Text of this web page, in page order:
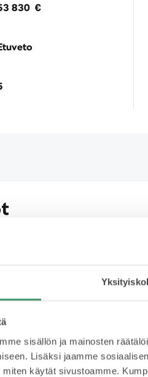
sisällön ja mainosten
Lisäksi jaamme
käytät sivustoamme.
830 €
Rahoitus
765 € /kk
useaan erään ja
sinulle sopivassa